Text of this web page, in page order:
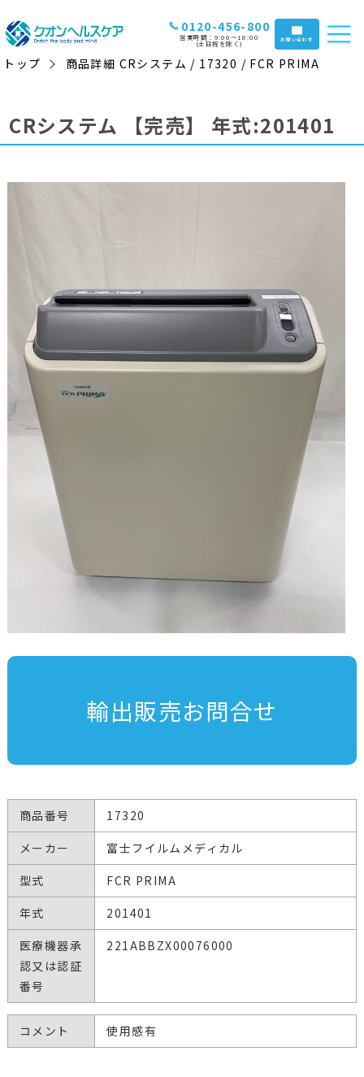
0120-456-800
営業時間：9:00〜18:00
(土日祝を除く) お問い合わせ
トップ 商品詳細 CRシステム / 17320 / FCR PRIMA
CRシステム 【完売】 年式:201401
輸出販売お問合せ
商品番号
17320
メーカー
富士フイルムメディカル
型式
FCR PRIMA
年式
201401
医療機器承
認又は認証
番号
221ABBZX00076000
コメント 使用感有